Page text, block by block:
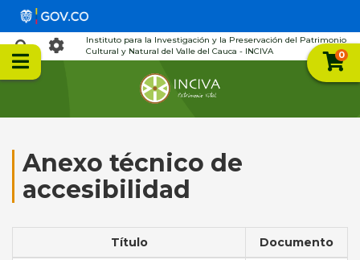
Instituto para la Investigación y la Preservación del Patrimonio
Cultural y Natural del Valle del Cauca - INCIVA
0
Anexo técnico de
accesibilidad
Título Documento